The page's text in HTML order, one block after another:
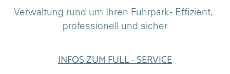
Verwaltung rund um Ihren Fuhrpark - Effizient,
professionell und sicher
INFOS ZUM FULL - SERVICE